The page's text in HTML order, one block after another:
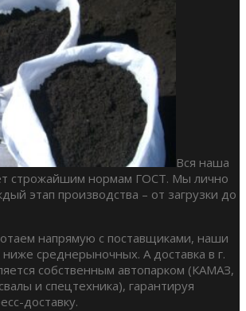
Вся наша
строжайшим нормам ГОСТ. Мы лично
этап производства – от загрузки до
напрямую с поставщиками, наши
среднерыночных. А доставка в г.
собственным автопарком (КАМАЗ,
и спецтехника), гарантируя
доставку.